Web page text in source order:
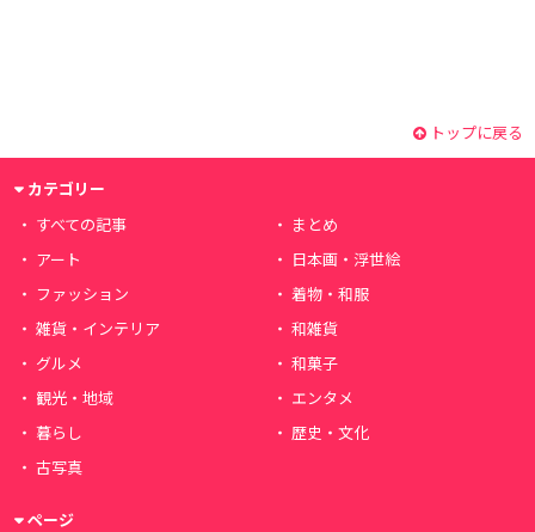
トップに戻る
カテゴリー
すべての記事
まとめ
アート
日本画・浮世絵
ファッション
着物・和服
雑貨・インテリア
和雑貨
グルメ
和菓子
観光・地域
エンタメ
暮らし
歴史・文化
古写真
ページ